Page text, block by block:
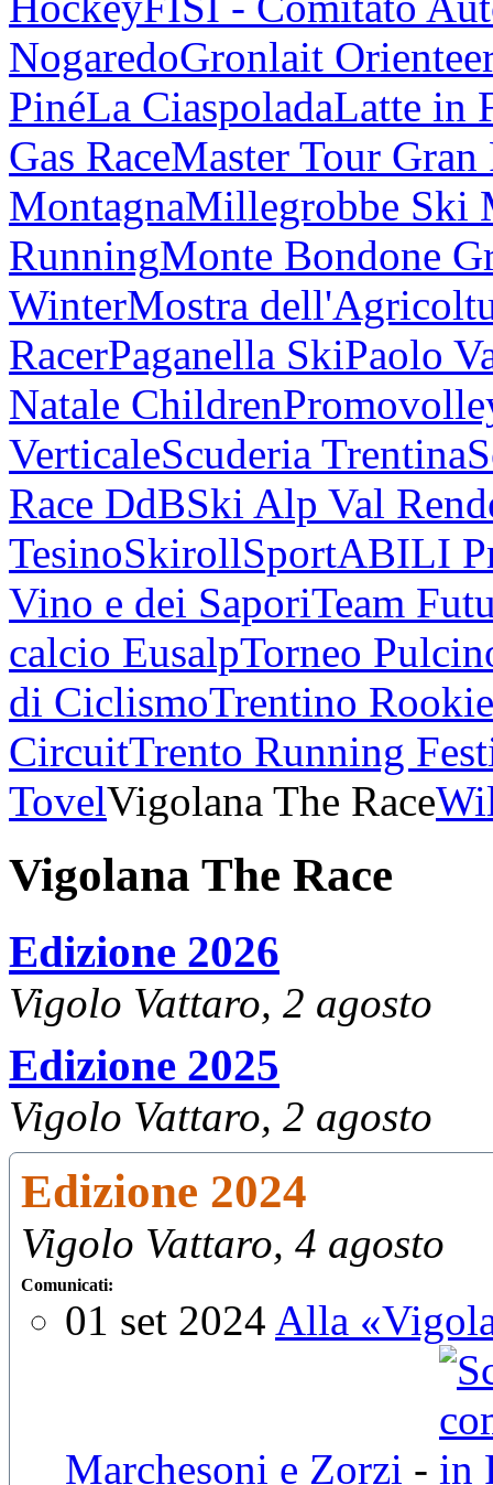
NogaredoGronlait
PinéLa CiaspoladaLatte in
Gas RaceMaster Tour Gran
MontagnaMillegrobbe Ski
RunningMonte Bondone
WinterMostra
RacerPaganella SkiPaolo
Natale Children
VerticaleScuderia Trentina
Race DdBSki Alp Val
TesinoSkirollSportABILI
Vino e dei SaporiTeam
calcio EusalpTorneo
di CiclismoTrentino
CircuitTrento Running
TovelVigolana The Race
Vigolana The Race
Edizione 2026
Vigolo Vattaro, 2 agosto
Edizione 2025
Vigolo Vattaro, 2 agosto
Edizione 2024
Vigolo Vattaro, 4 agosto
Comunicati:
01 set 2024 Alla
Marchesoni e Zorzi -